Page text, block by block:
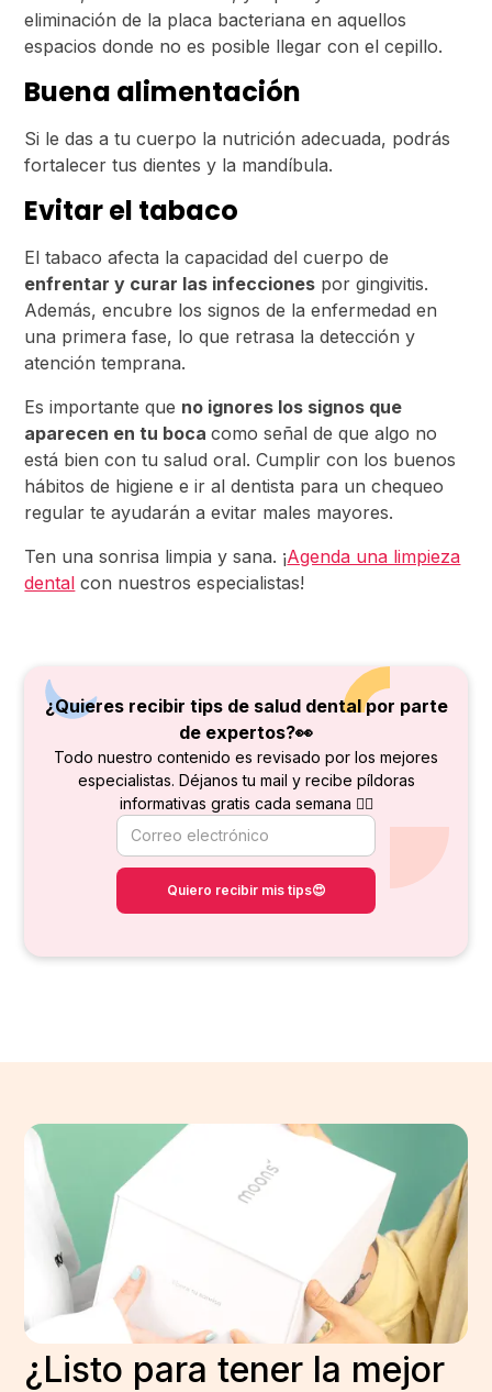
eliminación de la placa bacteriana en aquellos
espacios donde no es posible llegar con el cepillo.
Buena alimentación
Si le das a tu cuerpo la nutrición adecuada, podrás
fortalecer tus dientes y la mandíbula.
Evitar el tabaco
El tabaco afecta la capacidad del cuerpo de
enfrentar y curar las infecciones por gingivitis.
Además, encubre los signos de la enfermedad en
una primera fase, lo que retrasa la detección y
atención temprana.
Es importante que no ignores los signos que
aparecen en tu bocacomo señal de que algo no
está bien con tu salud oral. Cumplir con los buenos
hábitos de higiene e ir al dentista para un chequeo
regular te ayudarán a evitar males mayores.
Ten una sonrisa limpia y sana. ¡Agenda una limpieza
dental con nuestros especialistas!
¿Quieres recibir tips de salud dental por parte
de expertos?👀
Todo nuestro contenido es revisado por los mejores
especialistas. Déjanos tu mail y recibe píldoras
informativas gratis cada semana 👇🏻
¿Listo para tener la mejor